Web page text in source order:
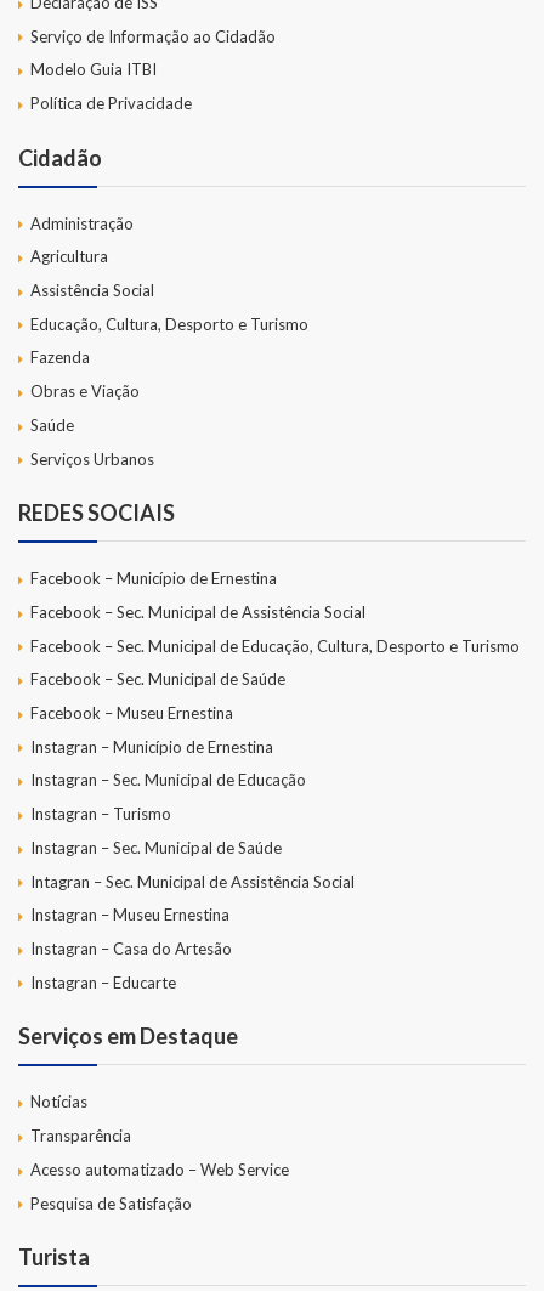
Serviço de Informação ao Cidadão
Modelo Guia ITBI
Política de Privacidade
Cidadão
Administração
Agricultura
Assistência Social
Educação, Cultura, Desporto e Turismo
Fazenda
Obras e Viação
Saúde
Serviços Urbanos
REDES SOCIAIS
Facebook – Município de Ernestina
Facebook – Sec. Municipal de Assistência Social
Facebook – Sec. Municipal de Educação, Cultura, Desporto e Turismo
Facebook – Sec. Municipal de Saúde
Facebook – Museu Ernestina
Instagran – Município de Ernestina
Instagran – Sec. Municipal de Educação
Instagran – Turismo
Instagran – Sec. Municipal de Saúde
Intagran – Sec. Municipal de Assistência Social
Instagran – Museu Ernestina
Instagran – Casa do Artesão
Instagran – Educarte
Serviços em Destaque
Notícias
Transparência
Acesso automatizado – Web Service
Pesquisa de Satisfação
Turista